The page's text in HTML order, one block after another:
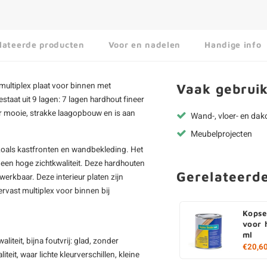
producten Voor en nadelen Handige info
plaat voor binnen met
uit 9 lagen: 7 lagen hardhout fineer
strakke laagopbouw en is aan
kastfronten en wandbekleding. Het
hoge zichtkwaliteit. Deze hardhouten
Deze interieur platen zijn
multiplex voor binnen bij
bijna foutvrij: glad, zonder
waar lichte kleurverschillen, kleine
Vaak
Wand-, vloer- en
Meubelprojecten
voor
ml